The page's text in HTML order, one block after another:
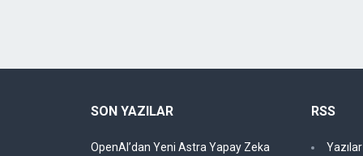
SON YAZILAR
OpenAI’dan Yeni Astra Yapay Zeka
RSS